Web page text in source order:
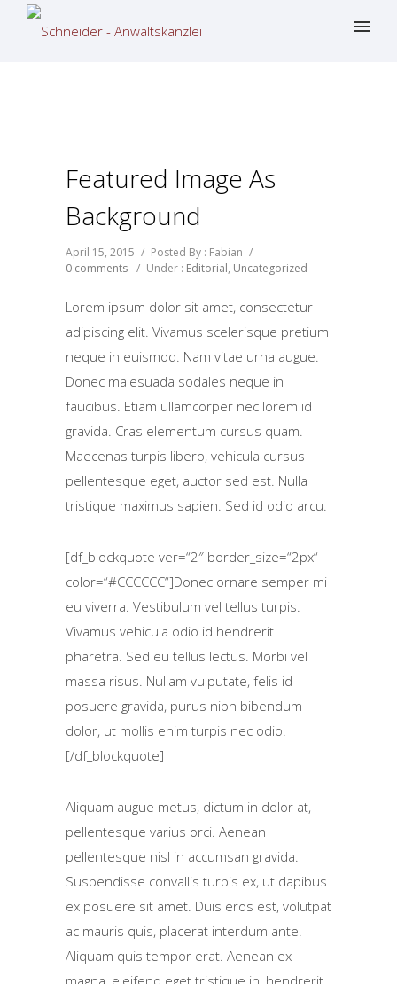
Featured Image As
Background
April 15, 2015 / Posted By : Fabian /
0 comments / Under : Editorial, Uncategorized
Lorem ipsum dolor sit amet, consectetur
adipiscing elit. Vivamus scelerisque pretium
neque in euismod. Nam vitae urna augue.
Donec malesuada sodales neque in
faucibus. Etiam ullamcorper nec lorem id
gravida. Cras elementum cursus quam.
Maecenas turpis libero, vehicula cursus
pellentesque eget, auctor sed est. Nulla
tristique maximus sapien. Sed id odio arcu.
[df_blockquote ver=“2″ border_size=“2px“
color=“#CCCCCC“]Donec ornare semper mi
eu viverra. Vestibulum vel tellus turpis.
Vivamus vehicula odio id hendrerit
pharetra. Sed eu tellus lectus. Morbi vel
massa risus. Nullam vulputate, felis id
posuere gravida, purus nibh bibendum
dolor, ut mollis enim turpis nec odio.
[/df_blockquote]
Aliquam augue metus, dictum in dolor at,
pellentesque varius orci. Aenean
pellentesque nisl in accumsan gravida.
Suspendisse convallis turpis ex, ut dapibus
ex posuere sit amet. Duis eros est, volutpat
ac mauris quis, placerat interdum ante.
Aliquam quis tempor erat. Aenean ex
magna, eleifend eget tristique in, hendrerit